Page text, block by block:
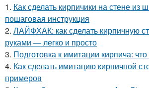
1. Как сделать кирпичики на стене из
пошаговая инструкция
2. ЛАЙФХАК: как сделать кирпичную
руками — легко и просто
3. Подготовка к имитации кирпича:
4. Как сделать имитацию кирпичной
примеров